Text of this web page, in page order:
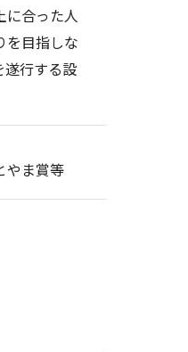
に合った人
を目指しな
遂行する設
やま賞等